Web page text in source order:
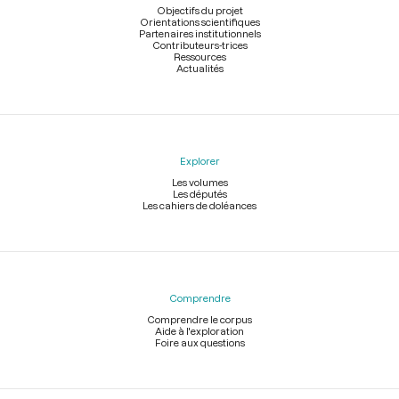
Objectifs du projet
Orientations scientifiques
Partenaires institutionnels
Contributeurs-trices
Ressources
Actualités
Explorer
Les volumes
Les députés
Les cahiers de doléances
Comprendre
Comprendre le corpus
Aide à l'exploration
Foire aux questions